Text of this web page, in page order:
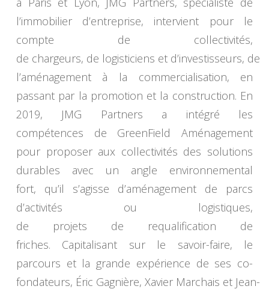
l’immobilier d’entreprise, intervient pour le
compte de collectivités,
de chargeurs, de logisticiens et d’investisseurs, de
l’aménagement à la commercialisation, en
passant par la promotion et la construction. En
2019, JMG Partners a intégré les
compétences de GreenField Aménagement
pour proposer aux collectivités des solutions
durables avec un angle environnemental
fort, qu’il s’agisse d’aménagement de parcs
d’activités ou logistiques,
de projets de requalification de
friches. Capitalisant sur le savoir-faire, le
parcours et la grande expérience de ses co-
fondateurs, Éric Gagnière, Xavier Marchais et Jean-